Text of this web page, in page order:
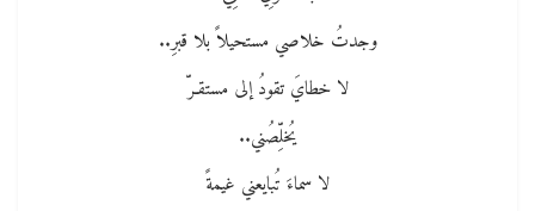
وجدتُ خلاصي مستحيلاً بلا قبرِ..
لا خطايَ تقودُ إلى مستقـرّ
يُخلِّصُني..
لا سماءَ تُبايعني غيمةً